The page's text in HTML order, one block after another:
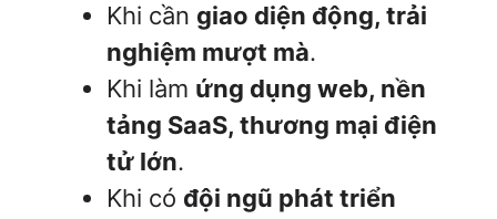
Khi cần giao diện động, trải
nghiệm mượt mà.
Khi làm ứng dụng web, nền
tảng SaaS, thương mại điện
tử lớn.
Khi có đội ngũ phát triển